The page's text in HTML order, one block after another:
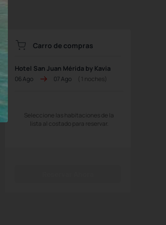
Carro de compras
Hotel San Juan Mérida by Kavia
06 Ago 07 Ago ( 1 noches)
Seleccione las habitaciones de la
lista al costado para reservar.